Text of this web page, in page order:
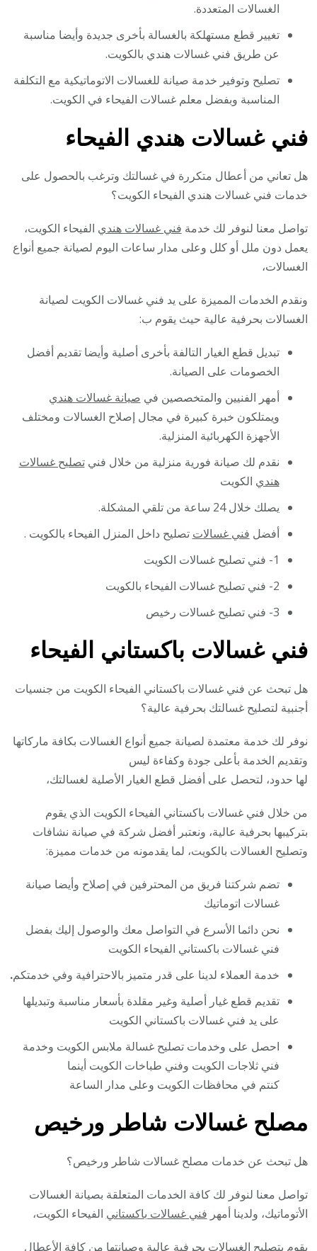
الغسالات المتعددة.
تغيير قطع مستهلكة بالغسالة بأخرى جديدة وأيضا مناسبة
عن طريق فني غسالات هندي بالكويت.
تصليح وتوفير خدمة صيانة للغسالات الاتوماتيكية مع التكلفة
المناسبة وبفضل معلم غسالات الفيحاء في الكويت.
فني غسالات هندي الفيحاء
هل تعاني من أعطال متكررة في غسالتك وترغب بالحصول على
خدمات فني غسالات هندي الفيحاء الكويت؟
تواصل معنا لنوفر لك خدمة فني غسالات هندي الفيحاء الكويت،
يعمل دون ملل أو كلل وعلى مدار ساعات اليوم لصيانة جميع أنواع
الغسالات،
ونقدم الخدمات المميزة على يد فني غسالات الكويت لصيانة
الغسالات بحرفية عالية حيث يقوم ب:
تبديل قطع الغيار التالفة بأخرى أصلية وأيضا تقديم أفضل
الخصومات على الصيانة.
أمهر الفنيين والمتخصصين في صيانة غسالات هندي
ويمتلكون خبرة كبيرة في مجال إصلاح الغسالات ومختلف
الأجهزة الكهربائية المنزلية.
نقدم لك صيانة فورية منزلية من خلال فنيتصليح غسالات
هندي الكويت
يصلك خلال 24 ساعة من تلقي المشكلة.
أفضل فني غسالات تصليح داخل المنزل الفيحاء بالكويت .
1- فني تصليح غسالات الكويت
2- فني تصليح غسالات الفيحاء بالكويت
3- فني تصليح غسالات رخيص
فني غسالات باكستاني الفيحاء
هل تبحث عن فني غسالات باكستاني الفيحاء الكويت من جنسيات
أجنبية لتصليح غسالتك بحرفية عالية؟
نوفر لك خدمة معتمدة لصيانة جميع أنواع الغسالات بكافة ماركاتها
وتقديم الخدمة بأعلى جودة وكفاءة ليس
لها حدود، لتحصل على أفضل قطع الغيار الأصلية لغسالتك،
من خلال فني غسالات باكستاني الفيحاء الكويت الذي يقوم
بتركيبها بحرفية عالية، ونعتبر أفضل شركة في صيانة نشافات
وتصليح الغسالات بالكويت، لما يقدمونه من خدمات مميزة:
تضم شركتنا فريق من المحترفين في إصلاح وأيضا صيانة
غسالات اتوماتيك
نحن دائما الأسرع في التواصل معك والوصول إليك بفضل
فني غسالات باكستاني الفيحاء الكويت
خدمة العملاء لدينا على قدر متميز بالاحترافية وفي خدمتكم.
تقديم قطع غيار أصلية وغير مقلدة بأسعار مناسبة وتبديلها
على يد فني غسالات باكستاني الكويت
احصل على وخدمات تصليح غسالة ملابس الكويت وخدمة
فني ثلاجات الكويت وفني طباخات الكويت أينما
كنتم في محافظات الكويت وعلى مدار الساعة
مصلح غسالات شاطر ورخيص
هل تبحث عن خدمات مصلح غسالات شاطر ورخيص؟
تواصل معنا لنوفر لك كافة الخدمات المتعلقة بصيانة الغسالات
الأتوماتيك، ولدينا أمهر فني غسالات باكستاني الفيحاء الكويت،
يقوم بتصليح الغسالات بحرفية عالية وصيانتها من كافة الأعطال